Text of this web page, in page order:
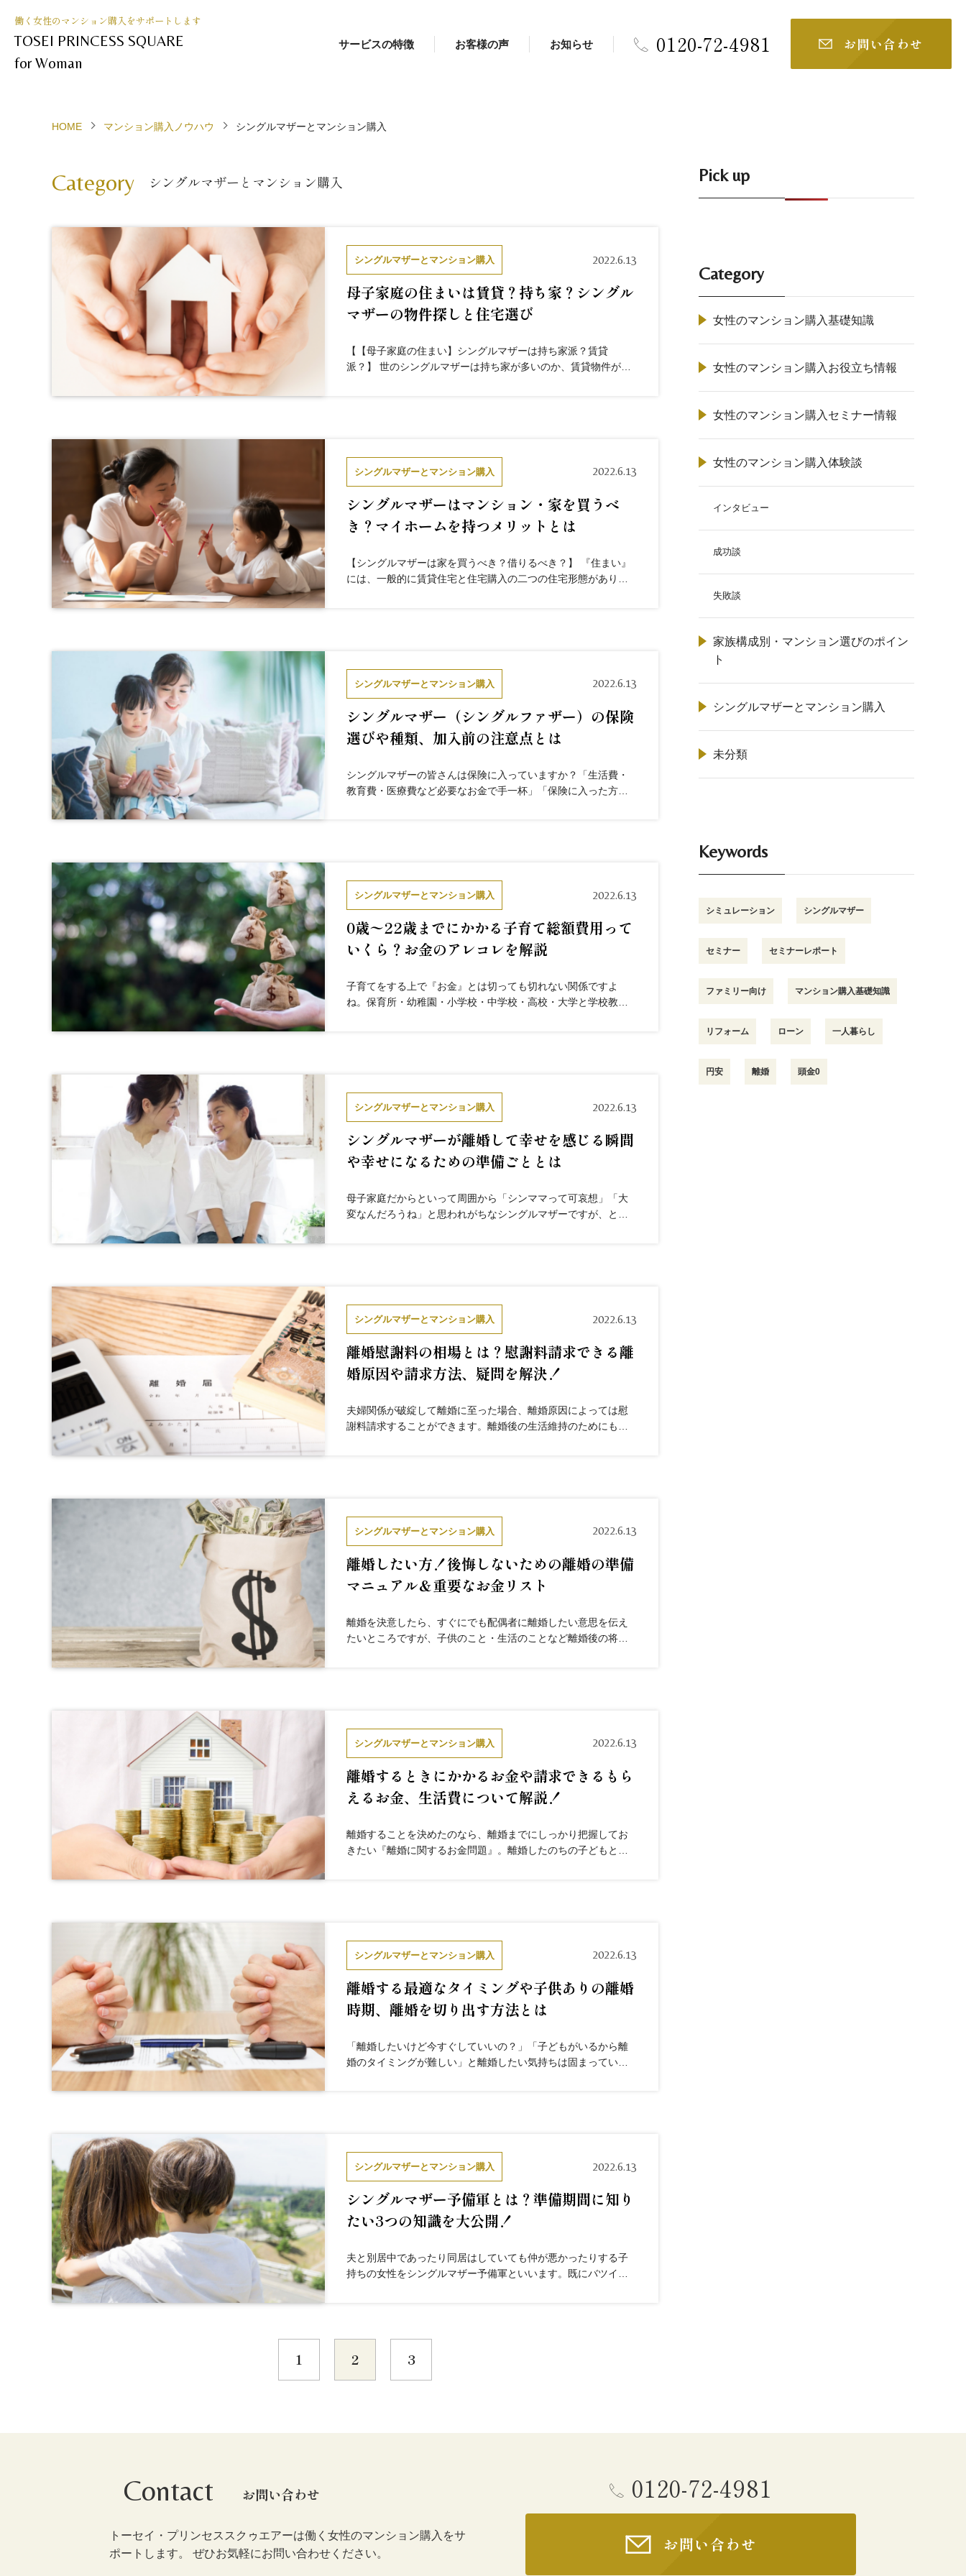
働く女性のマンション購入をサポートします
TOSEI PRINCESS SQUARE
for Woman
サービスの特徴 お客様の声 お知らせ 0120-72-4981 お問い合わせ
HOME マンション購入ノウハウ シングルマザーとマンション購入
シングルマザーとマンション購入
シングルマザーとマンション購入 2022.6.13
母子家庭の住まいは賃貸？持ち家？シングル
マザーの物件探しと住宅選び
【【母子家庭の住まい】シングルマザーは持ち家派？賃貸
派？】 世のシングルマザーは持ち家が多いのか、賃貸物件が多
シングルマザーとマンション購入 2022.6.13
シングルマザーはマンション・家を買うべ
き？マイホームを持つメリットとは
【シングルマザーは家を買うべき？借りるべき？】 『住まい』
には、一般的に賃貸住宅と住宅購入の二つの住宅形態がありま
シングルマザーとマンション購入 2022.6.13
シングルマザー（シングルファザー）の保険
選びや種類、加入前の注意点とは
シングルマザーの皆さんは保険に入っていますか？「生活費・
教育費・医療費など必要なお金で手一杯」「保険に入った方が
シングルマザーとマンション購入 2022.6.13
0歳〜22歳までにかかる子育て総額費用って
いくら？お金のアレコレを解説
子育てをする上で『お金』とは切っても切れない関係ですよ
ね。保育所・幼稚園・小学校・中学校・高校・大学と学校教育
シングルマザーとマンション購入 2022.6.13
シングルマザーが離婚して幸せを感じる瞬間
や幸せになるための準備ごととは
母子家庭だからといって周囲から「シンママって可哀想」「大
変なんだろうね」と思われがちなシングルマザーですが、とて
シングルマザーとマンション購入 2022.6.13
離婚慰謝料の相場とは？慰謝料請求できる離
婚原因や請求方法、疑問を解決！
夫婦関係が破綻して離婚に至った場合、離婚原因によっては慰
謝料請求することができます。離婚後の生活維持のためにも慰
シングルマザーとマンション購入 2022.6.13
離婚したい方！後悔しないための離婚の準備
マニュアル＆重要なお金リスト
離婚を決意したら、すぐにでも配偶者に離婚したい意思を伝え
たいところですが、子供のこと・生活のことなど離婚後の将来
シングルマザーとマンション購入 2022.6.13
離婚するときにかかるお金や請求できるもら
えるお金、生活費について解説！
離婚することを決めたのなら、離婚までにしっかり把握してお
きたい『離婚に関するお金問題』。離婚したのちの子どもと自
シングルマザーとマンション購入 2022.6.13
離婚する最適なタイミングや子供ありの離婚
時期、離婚を切り出す方法とは
「離婚したいけど今すぐしていいの？」「子どもがいるから離
婚のタイミングが難しい」と離婚したい気持ちは固まっている
シングルマザーとマンション購入 2022.6.13
シングルマザー予備軍とは？準備期間に知り
たい3つの知識を大公開！
夫と別居中であったり同居はしていても仲が悪かったりする子
持ちの女性をシングルマザー予備軍といいます。既にバツイチ
1 2 3
Pick up
Category
女性のマンション購入基礎知識
女性のマンション購入お役立ち情報
女性のマンション購入セミナー情報
女性のマンション購入体験談
インタビュー
成功談
失敗談
家族構成別・マンション選びのポイン
ト
シングルマザーとマンション購入
未分類
Keywords
シミュレーション シングルマザー
セミナー セミナーレポート
ファミリー向け マンション購入基礎知識
リフォーム ローン 一人暮らし
円安 離婚 頭金0
Contact お問い合わせ
トーセイ・プリンセススクゥエアーは働く女性のマンション購入をサ
ポートします。 ぜひお気軽にお問い合わせください。
0120-72-4981
お問い合わせ